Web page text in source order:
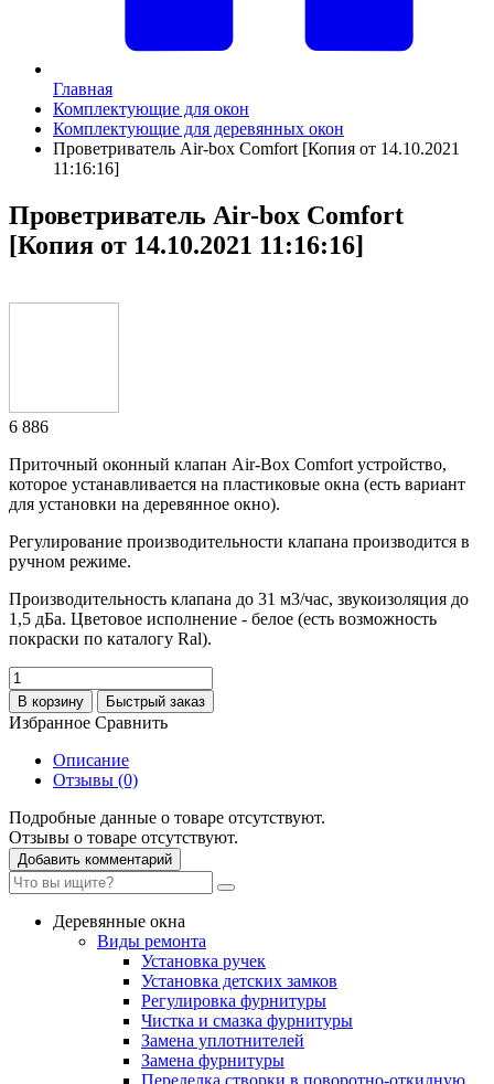
Главная
Комплектующие для окон
Комплектующие для деревянных окон
Проветриватель Air-box Comfort [Копия от 14.10.2021
11:16:16]
Проветриватель Air-box Comfort
[Копия от 14.10.2021 11:16:16]
6 886
Приточный оконный клапан Air-Box Comfort устройство,
которое устанавливается на пластиковые окна (есть вариант
для установки на деревянное окно).
Регулирование производительности клапана производится в
ручном режиме.
Производительность клапана до 31 м3/час, звукоизоляция до
1,5 дБа. Цветовое исполнение - белое (есть возможность
покраски по каталогу Ral).
В корзину Быстрый заказ
Избранное Сравнить
Описание
Отзывы (0)
Подробные данные о товаре отсутствуют.
Отзывы о товаре отсутствуют.
Добавить комментарий
Деревянные окна
Виды ремонта
Установка ручек
Установка детских замков
Регулировка фурнитуры
Чистка и смазка фурнитуры
Замена уплотнителей
Замена фурнитуры
Переделка створки в поворотно-откидную